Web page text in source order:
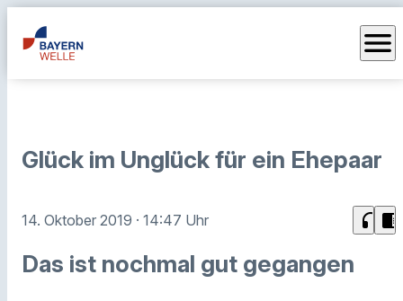
menu
Glück im Unglück für ein Ehepaar
14. Oktober 2019 · 14:47 Uhr headphones chrome_reader_mode
Das ist nochmal gut gegangen